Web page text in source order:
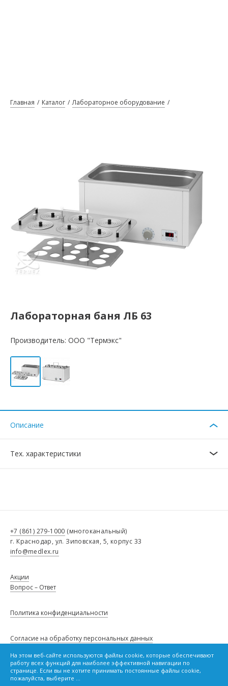
Главная Каталог Лабораторное оборудование
Лабораторная баня ЛБ 63
Производитель: ООО "Термэкс"
Описание
Тех. характеристики
На этом веб-сайте используются файлы cookie, которые обеспечивают
работу всех функций для наиболее эффективной навигации по
странице. Если вы не хотите принимать постоянные файлы cookie,
пожалуйста, выберите ...
Сведения о товарах, опубликованные в настоящем каталоге, не
являются публичной офертой и не влекут за собой обязанности,
предусмотренной статьей 437 Гражданского кодекса Российской
Федерации.
+7 (861) 279-1000 (многоканальный)
г. Краснодар, ул. Зиповская, 5, корпус 33
info@medlex.ru
Акции
Вопрос – Ответ
Политика конфиденциальности
Согласие на обработку персональных данных
Политику в отношении файлов cookie